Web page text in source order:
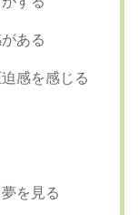
ある
感を感じる
を見る